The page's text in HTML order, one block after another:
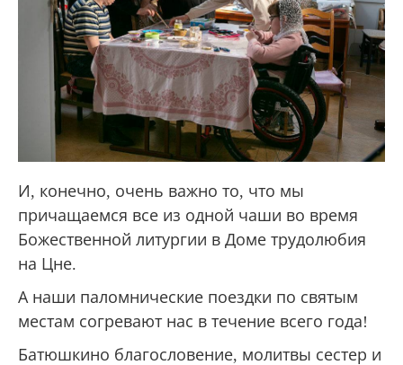
И, конечно, очень важно то, что мы
причащаемся все из одной чаши во время
Божественной литургии в Доме трудолюбия
на Цне.
А наши паломнические поездки по святым
местам согревают нас в течение всего года!
Батюшкино благословение, молитвы сестер и